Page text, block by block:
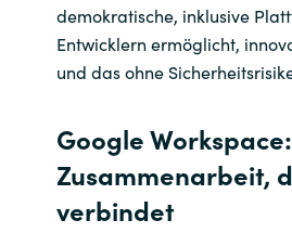
Sweden
Ukraine
demokratische, inklusive
Entwicklern ermöglicht,
und das ohne
Google Workspace:
Zusammenarbeit,
verbindet